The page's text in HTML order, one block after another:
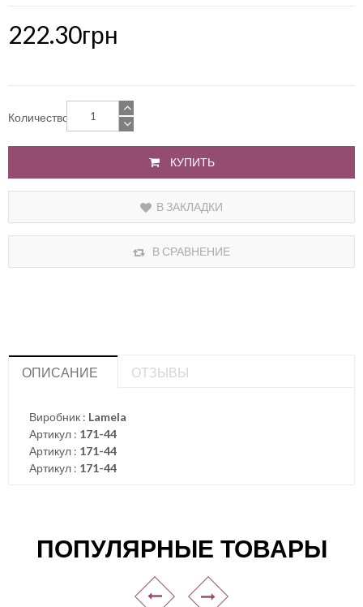
222.30грн
Количество
КУПИТЬ
В ЗАКЛАДКИ
В СРАВНЕНИЕ
ОПИСАНИЕ ОТЗЫВЫ
Виробник : Lamela
Артикул : 171-44
Артикул : 171-44
Артикул : 171-44
ПОПУЛЯРНЫЕ ТОВАРЫ